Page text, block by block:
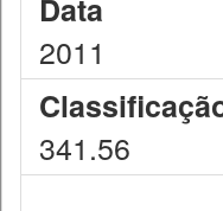
Data
2011
341.56